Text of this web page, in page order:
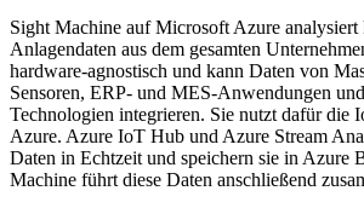
Sight Machine auf Microsoft Azure
Anlagendaten aus dem gesamten
hardware-agnostisch und kann Daten von
Sensoren, ERP- und MES-Anwendungen
Technologien integrieren. Sie nutzt dafür die
Azure. Azure IoT Hub und Azure Stream
Daten in Echtzeit und speichern sie in Azure
Machine führt diese Daten anschließend